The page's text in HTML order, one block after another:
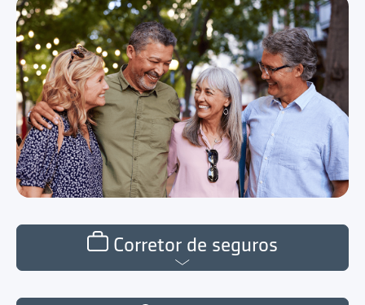
Corretor de seguros